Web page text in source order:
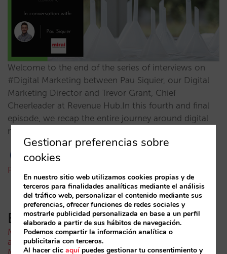
Welcome to the end of the series of interviews on
#Digital Marketing between Pau Siquier, our Digital
Marketing Director and Trevor Grant, Chief
Cheerleader at Revenue Hub.In this fourth and final
episode, we recap the entire journey around digital
marketing activity.…
Pau Siquier
Entradas recientes
Menos campañas, más inteligentes: manual IA para
actualizar el marketing digital de tu hotel (parte 1)
Madrid ante la Fórmula 1: aprendizajes del GP de
Gestionar preferencias sobre
cookies
En nuestro sitio web utilizamos cookies propias y de
terceros para finalidades analíticas mediante el análisis
del tráfico web, personalizar el contenido mediante sus
preferencias, ofrecer funciones de redes sociales y
mostrarle publicidad personalizada en base a un perfil
elaborado a partir de sus hábitos de navegación.
Podemos compartir la información analítica o
publicitaria con terceros.
Al hacer clicaquípuedes gestionar tu consentimiento y